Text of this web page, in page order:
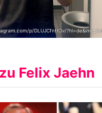
p/DLUJCfntIOv/
Felix Jaehn